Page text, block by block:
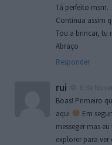
Tá perfeito msm.
Continua assim
Tou a brincar, tu
Abraço
Responder
rui
Boas! Primeiro
aqui
Em
messeger mas
explorer para